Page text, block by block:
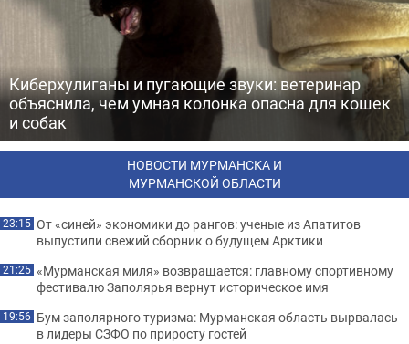
Киберхулиганы и пугающие звуки: ветеринар
объяснила, чем умная колонка опасна для кошек
и собак
НОВОСТИ МУРМАНСКА И
МУРМАНСКОЙ ОБЛАСТИ
23:15 От «синей» экономики до рангов: ученые из Апатитов
выпустили свежий сборник о будущем Арктики
21:25 «Мурманская миля» возвращается: главному спортивному
фестивалю Заполярья вернут историческое имя
19:56 Бум заполярного туризма: Мурманская область вырвалась
в лидеры СЗФО по приросту гостей